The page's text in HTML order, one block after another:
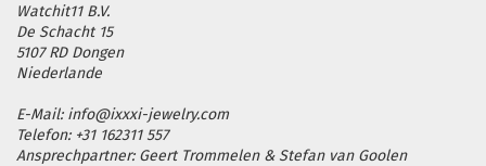
Watchit11 B.V.
De Schacht 15
5107 RD Dongen
Niederlande
E-Mail: info@ixxxi-jewelry.com
Telefon: +31 162311 557
Ansprechpartner: Geert Trommelen & Stefan van Goolen